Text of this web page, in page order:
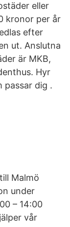
eller
kronor per år
efter
ut. Anslutna
är MKB,
Hyr
passar dig .
Malmö
under
– 14:00
vår